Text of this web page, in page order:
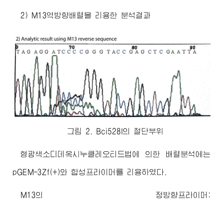
2) M13역방향배렬을 리용한 분석결과
그림 2. Bci528I의 절단부위
형광색소디데옥시누클레오티드법에 의한 배렬분석에는
pGEM-3Zf(+)와 합성프라이머를 리용하였다.
M13의 정방향프라이머: